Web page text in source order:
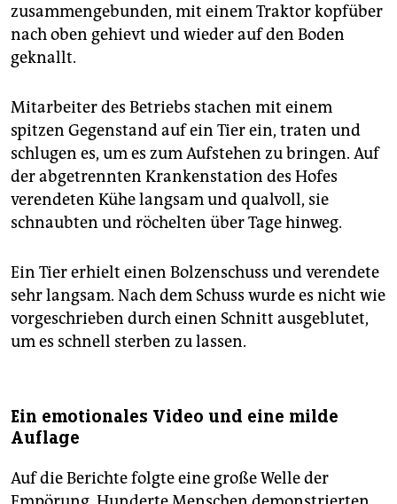
zusammengebunden, mit einem Traktor kopfüber
nach oben gehievt und wieder auf den Boden
geknallt.
Mitarbeiter des Betriebs stachen mit einem
spitzen Gegenstand auf ein Tier ein, traten und
schlugen es, um es zum Aufstehen zu bringen. Auf
der abgetrennten Krankenstation des Hofes
verendeten Kühe langsam und qualvoll, sie
schnaubten und röchelten über Tage hinweg.
Ein Tier erhielt einen Bolzenschuss und verendete
sehr langsam. Nach dem Schuss wurde es nicht wie
vorgeschrieben durch einen Schnitt ausgeblutet,
um es schnell sterben zu lassen.
Ein emotionales Video und eine milde
Auflage
Auf die Berichte folgte eine große Welle der